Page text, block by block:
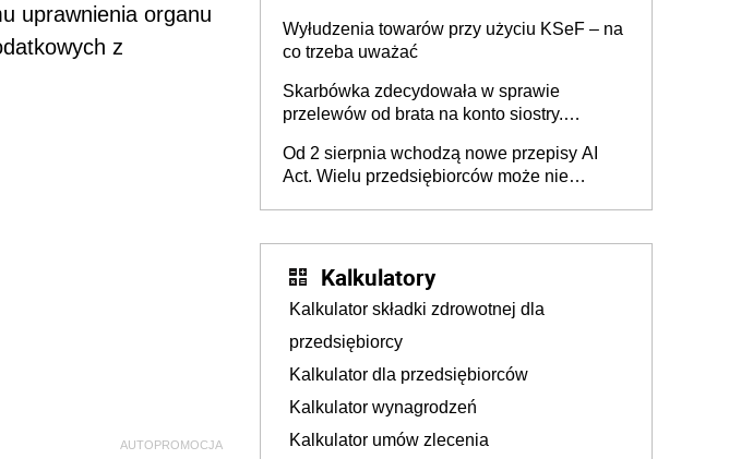
uprawnienia organu
z
AUTOPROMOCJA
Wyłudzenia towarów przy użyciu KSeF – na
co trzeba uważać
Skarbówka zdecydowała w sprawie
przelewów od brata na konto siostry.
darowizna, ale podatku jednak nie będzie
Od 2 sierpnia wchodzą nowe przepisy AI
Act. Wielu przedsiębiorców może nie
Kalkulatory
Kalkulator składki zdrowotnej dla
przedsiębiorcy
Kalkulator dla przedsiębiorców
Kalkulator wynagrodzeń
Kalkulator umów zlecenia